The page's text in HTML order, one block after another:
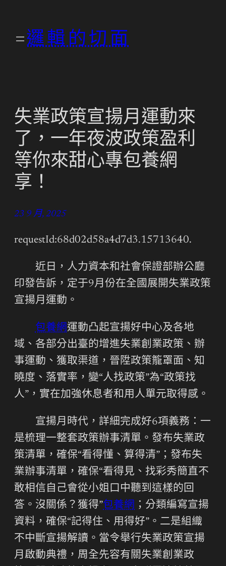
邏輯的切面
失業政策宣揚月運動來
了，一年夜波政策盈利
等你來甜心專包養網
享！
23 9 月, 2025
requestId:68d02d58a4d7d3.15713640.
近日，人力資本和社會保證部辦公廳
印發告訴，定于9月份在全國展開失業政策
宣揚月運動。
包養網運動凸起宣揚好中心及各地
域、各部分出臺的增進失業創業政策、辦
事運動、獲取渠道，晉陞政策籠罩面、知
曉度、落實率，變“人找政策”為“政策找
人”，實在加強休息者和用人單元取得感。
宣揚月時代，詳細完成好6項義務：一
是梳理一整套政策辦事清單。發布失業政
策清單，確保“看得懂、算得清”；發布失
業辦事清單，確保“看得見、找彩秀簡直不
敢相信自己會從小姐口中聽到這樣的回
答。沒關係？獲得”包養網 ；分類編寫宣揚
資料，確保“記得住、用得好”。二是組織
不中斷宣揚解讀。當令舉行失業政策宣揚
月啟動典禮，周全先容有關失業創業政